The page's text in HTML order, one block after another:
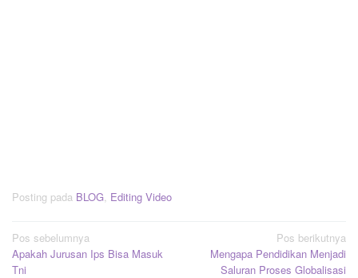
Posting pada BLOG, Editing Video
Navigasi
pos
Pos sebelumnya
Apakah Jurusan Ips Bisa Masuk
Tni
Pos berikutnya
Mengapa Pendidikan Menjadi
Saluran Proses Globalisasi